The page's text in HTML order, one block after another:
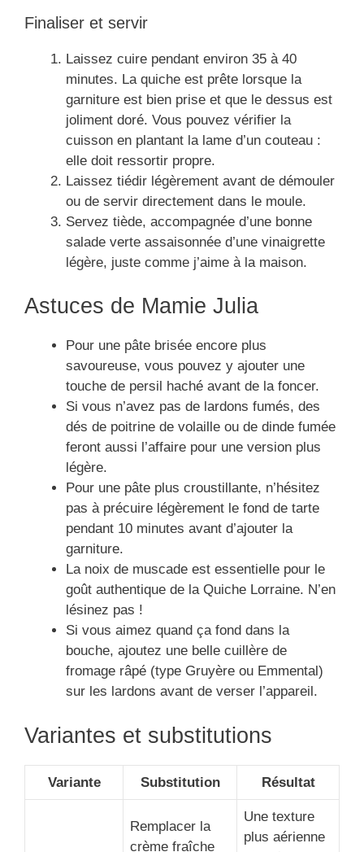
Finaliser et servir
Laissez cuire pendant environ 35 à 40
minutes. La quiche est prête lorsque la
garniture est bien prise et que le dessus est
joliment doré. Vous pouvez vérifier la
cuisson en plantant la lame d’un couteau :
elle doit ressortir propre.
Laissez tiédir légèrement avant de démouler
ou de servir directement dans le moule.
Servez tiède, accompagnée d’une bonne
salade verte assaisonnée d’une vinaigrette
légère, juste comme j’aime à la maison.
Astuces de Mamie Julia
Pour une pâte brisée encore plus
savoureuse, vous pouvez y ajouter une
touche de persil haché avant de la foncer.
Si vous n’avez pas de lardons fumés, des
dés de poitrine de volaille ou de dinde fumée
feront aussi l’affaire pour une version plus
légère.
Pour une pâte plus croustillante, n’hésitez
pas à précuire légèrement le fond de tarte
pendant 10 minutes avant d’ajouter la
garniture.
La noix de muscade est essentielle pour le
goût authentique de la Quiche Lorraine. N’en
lésinez pas !
Si vous aimez quand ça fond dans la
bouche, ajoutez une belle cuillère de
fromage râpé (type Gruyère ou Emmental)
sur les lardons avant de verser l’appareil.
Variantes et substitutions
Variante Substitution Résultat
Remplacer la
crème fraîche
Une texture
plus aérienne